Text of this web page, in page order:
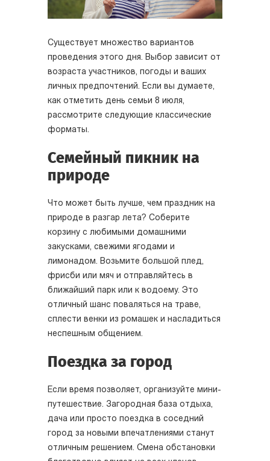
Существует множество вариантов
проведения этого дня. Выбор зависит от
возраста участников, погоды и ваших
личных предпочтений. Если вы думаете,
как отметить день семьи 8 июля,
рассмотрите следующие классические
форматы.
Семейный пикник на
природе
Что может быть лучше, чем праздник на
природе в разгар лета? Соберите
корзину с любимыми домашними
закусками, свежими ягодами и
лимонадом. Возьмите большой плед,
фрисби или мяч и отправляйтесь в
ближайший парк или к водоему. Это
отличный шанс поваляться на траве,
сплести венки из ромашек и насладиться
неспешным общением.
Поездка за город
Если время позволяет, организуйте мини-
путешествие. Загородная база отдыха,
дача или просто поездка в соседний
город за новыми впечатлениями станут
отличным решением. Смена обстановки